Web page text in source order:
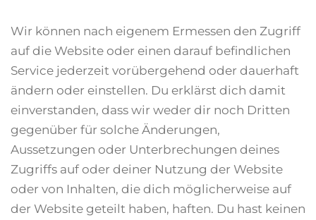
Wir können nach eigenem Ermessen den Zugriff
auf die Website oder einen darauf befindlichen
Service jederzeit vorübergehend oder dauerhaft
ändern oder einstellen. Du erklärst dich damit
einverstanden, dass wir weder dir noch Dritten
gegenüber für solche Änderungen,
Aussetzungen oder Unterbrechungen deines
Zugriffs auf oder deiner Nutzung der Website
oder von Inhalten, die dich möglicherweise auf
der Website geteilt haben, haften. Du hast keinen